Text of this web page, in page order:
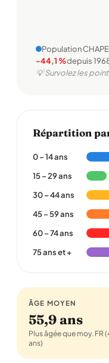
Population
-44,1 %depuis
💡 Survolez les
Répartition
0 – 14 ans
15 – 29 ans
30 – 44 ans
45 – 59 ans
60 – 74 ans
75 ans et +
ÂGE MOYEN
55,9 ans
Plus âgée que moy. FR
ans)